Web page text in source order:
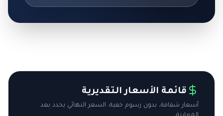
قائمة الأسعار التقديرية
أسعار شفافة، بدون رسوم خفية. السعر النهائي يحدد بعد
المعاينة.